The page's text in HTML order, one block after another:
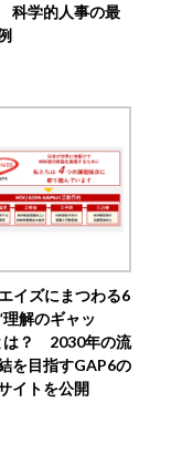
科学的人事の最
イズにまつわる6
理解のギャッ
は？ 2030年の流
を目指すGAP6の
イトを公開